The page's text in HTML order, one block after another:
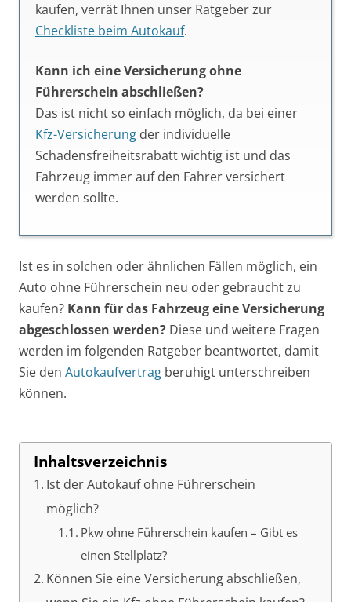
kaufen, verrät Ihnen unser Ratgeber zur
Checkliste beim Autokauf.
Kann ich eine Versicherung ohne
Führerschein abschließen?
Das ist nicht so einfach möglich, da bei einer
Kfz-Versicherung der individuelle
Schadensfreiheitsrabatt wichtig ist und das
Fahrzeug immer auf den Fahrer versichert
werden sollte.
Ist es in solchen oder ähnlichen Fällen möglich, ein
Auto ohne Führerschein neu oder gebraucht zu
kaufen? Kann für das Fahrzeug eine Versicherung
abgeschlossen werden? Diese und weitere Fragen
werden im folgenden Ratgeber beantwortet, damit
Sie den Autokaufvertrag beruhigt unterschreiben
können.
Inhaltsverzeichnis
Ist der Autokauf ohne Führerschein
möglich?
Pkw ohne Führerschein kaufen – Gibt es
einen Stellplatz?
Können Sie eine Versicherung abschließen,